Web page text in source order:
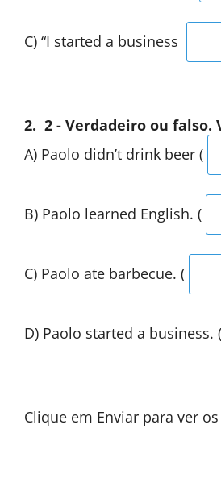
C) “I started a business
2. 2 - Verdadeiro ou falso.
A) Paolo didn’t drink beer (
B) Paolo learned English. (
C) Paolo ate barbecue. (
D) Paolo started a business. (
Clique em Enviar para ver